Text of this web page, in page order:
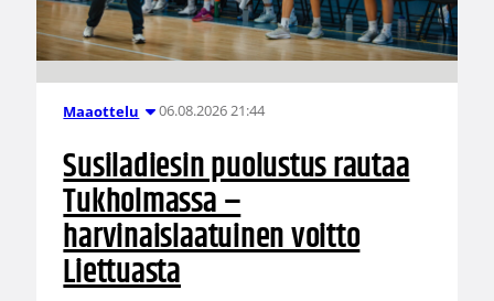
Maaottelu 06.08.2026 21:44
Susiladiesin puolustus rautaa
Tukholmassa –
harvinaislaatuinen voitto
Liettuasta